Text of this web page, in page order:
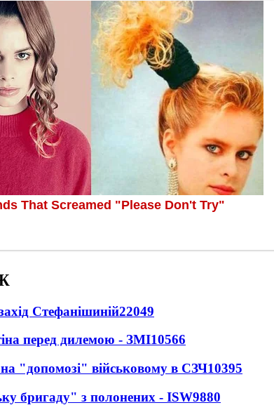
Стефанішиній22049
перед дилемою - ЗМІ10566
"допомозі" військовому в СЗЧ10395
бригаду" з полонених - ISW9880